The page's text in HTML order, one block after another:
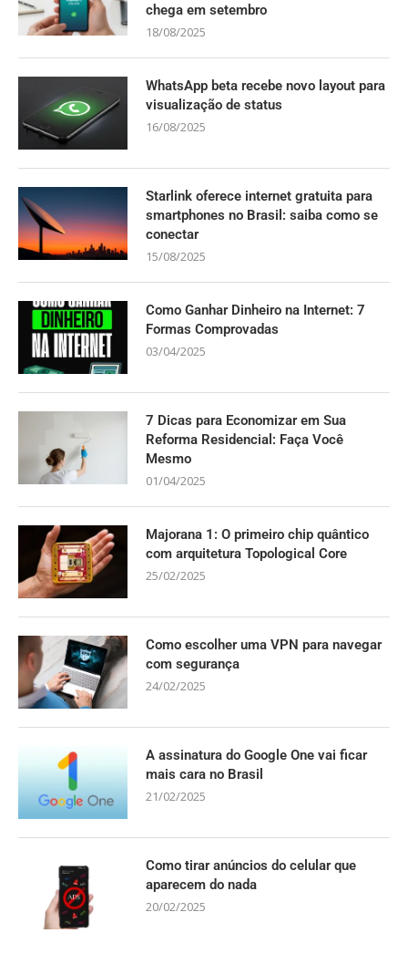
chega em setembro
18/08/2025
WhatsApp beta recebe novo layout para
visualização de status
16/08/2025
Starlink oferece internet gratuita para
smartphones no Brasil: saiba como se
conectar
15/08/2025
Como Ganhar Dinheiro na Internet: 7
Formas Comprovadas
03/04/2025
7 Dicas para Economizar em Sua
Reforma Residencial: Faça Você
Mesmo
01/04/2025
Majorana 1: O primeiro chip quântico
com arquitetura Topological Core
25/02/2025
Como escolher uma VPN para navegar
com segurança
24/02/2025
A assinatura do Google One vai ficar
mais cara no Brasil
21/02/2025
Como tirar anúncios do celular que
aparecem do nada
20/02/2025